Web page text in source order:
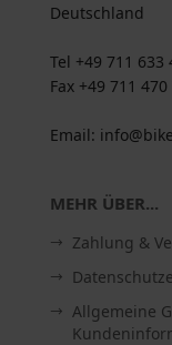
Deutschland
Tel +49 711 633
Fax +49 711
Email:
MEHR ÜBER...
Zahlung &
Allgemeine